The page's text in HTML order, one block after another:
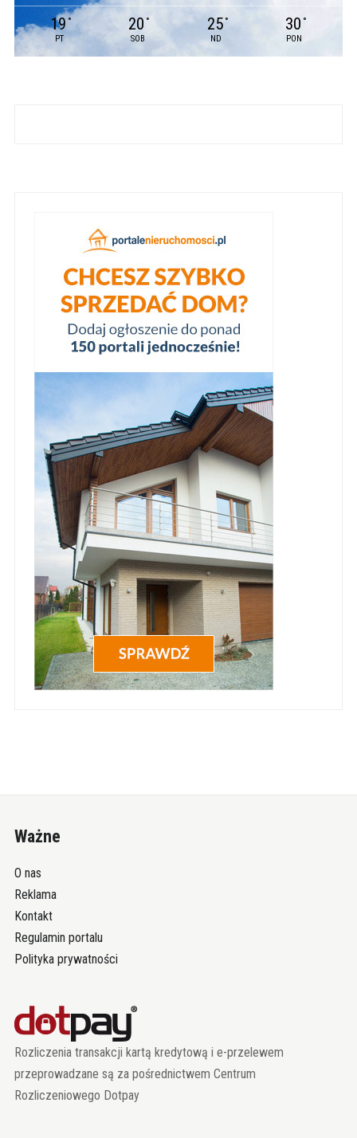
19 °
PT
20 °
SOB
25 °
ND
30 °
PON
Ważne
O nas
Reklama
Kontakt
Regulamin portalu
Polityka prywatności
Rozliczenia transakcji kartą kredytową i e-przelewem
przeprowadzane są za pośrednictwem Centrum
Rozliczeniowego Dotpay